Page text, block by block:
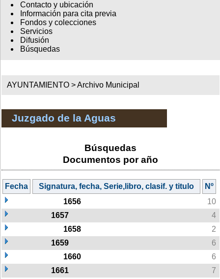
Contacto y ubicación
Información para cita previa
Fondos y colecciones
Servicios
Difusión
Búsquedas
AYUNTAMIENTO >Archivo Municipal
Juzgado de la Aguas
Búsquedas
Documentos por año
Fecha Signatura, fecha, Serie,libro, clasif. y titulo
Nº
1656
10
1657
4
1658
2
1659
6
1660
6
1661
7